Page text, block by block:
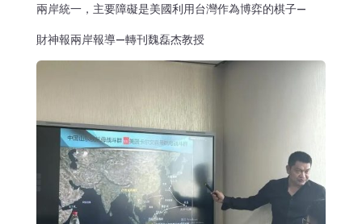
兩岸統一，主要障礙是美國利用台灣作為博弈的棋子—
財神報兩岸報導—轉刊魏磊杰教授